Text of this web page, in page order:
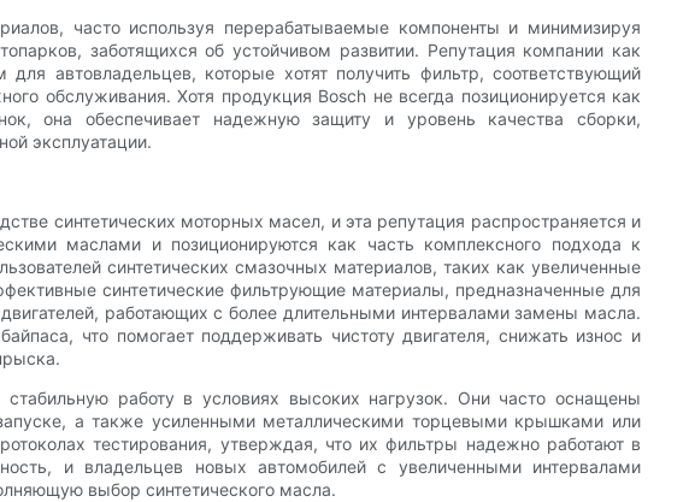
часто используя перерабатываемые компоненты и минимизируя
заботящихся об устойчивом развитии. Репутация компании как
автовладельцев, которые хотят получить фильтр, соответствующий
обслуживания. Хотя продукция Bosch не всегда позиционируется как
она обеспечивает надежную защиту и уровень качества сборки,
эксплуатации.
синтетических моторных масел, и эта репутация распространяется и
маслами и позиционируются как часть комплексного подхода к
синтетических смазочных материалов, таких как увеличенные
синтетические фильтрующие материалы, предназначенные для
работающих с более длительными интервалами замены масла.
что помогает поддерживать чистоту двигателя, снижать износ и
работу в условиях высоких нагрузок. Они часто оснащены
а также усиленными металлическими торцевыми крышками или
тестирования, утверждая, что их фильтры надежно работают в
и владельцев новых автомобилей с увеличенными интервалами
выбор синтетического масла.